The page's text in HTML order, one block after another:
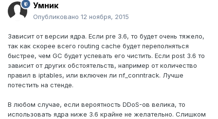
Умник
Опубликовано 12 ноября, 2015
Зависит от версии ядра. Если pre 3.6, то будет очень тяжело,
так как скорее всего routing cache будет переполняться
быстрее, чем GC будет успевать его чистить. Если post 3.6 то
зависит от других обстоятельств, например от количество
правил в iptables, или включен ли nf_conntrack. Лучше
потестить на стенде.
В любом случае, если вероятность DDoS-ов велика, то
использовать ядра ниже 3.6 крайне не желательно. Слишком